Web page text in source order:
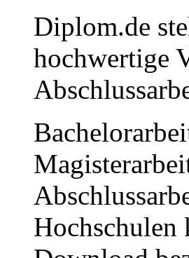
Diplom.de
hochwertige
Hochschulen